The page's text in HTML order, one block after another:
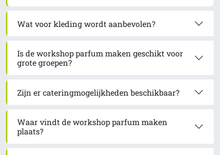
Wat voor kleding wordt aanbevolen?
Is de workshop parfum maken geschikt voor
grote groepen?
Zijn er cateringmogelijkheden beschikbaar?
Waar vindt de workshop parfum maken
plaats?